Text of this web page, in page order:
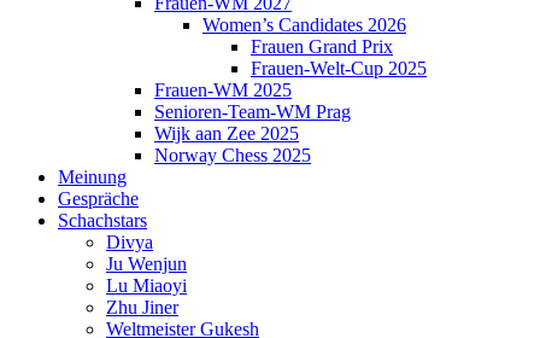
Women’s Candidates 2026
Frauen Grand Prix
Frauen-Welt-Cup 2025
Frauen-WM 2025
Senioren-Team-WM Prag
Wijk aan Zee 2025
Norway Chess 2025
Meinung
Gespräche
Schachstars
Divya
Ju Wenjun
Lu Miaoyi
Zhu Jiner
Weltmeister Gukesh